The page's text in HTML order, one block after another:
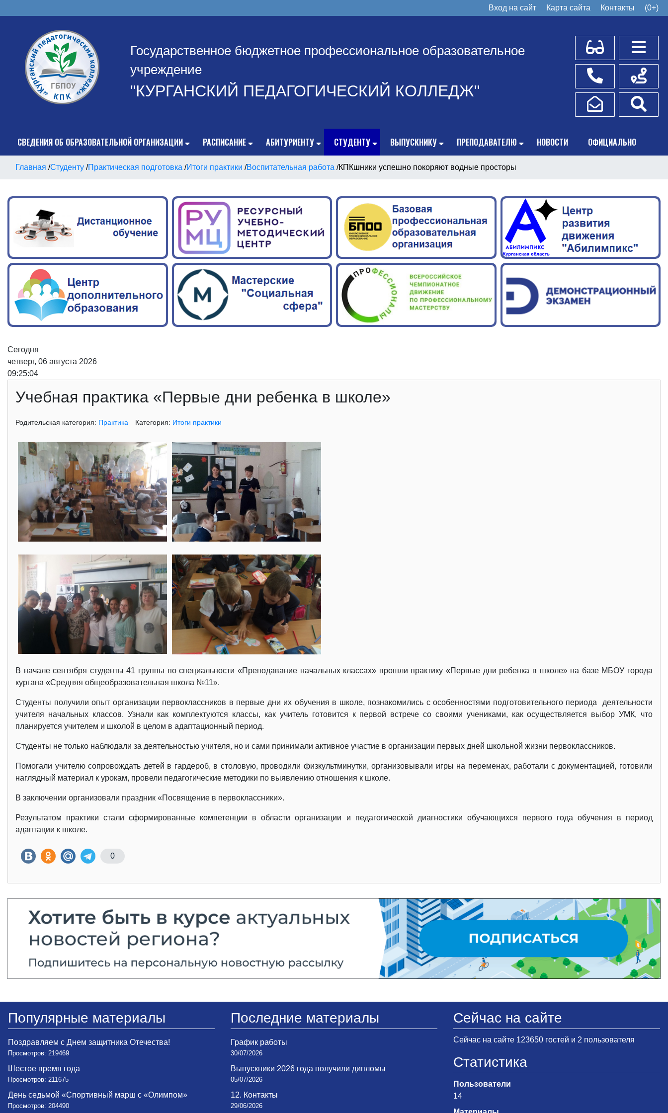
Вход на сайт Карта сайта Контакты (0+)
Государственное бюджетное профессиональное образовательное
учреждение
"КУРГАНСКИЙ ПЕДАГОГИЧЕСКИЙ КОЛЛЕДЖ"
Для слабовидящих
Телефоны
Написать обращение
Схема
СВЕДЕНИЯ ОБ ОБРАЗОВАТЕЛЬНОЙ ОРГАНИЗАЦИИ РАСПИСАНИЕ АБИТУРИЕНТУ СТУДЕНТУ ВЫПУСКНИКУ ПРЕПОДАВАТЕЛЮ НОВОСТИ ОФИЦИАЛЬНО
Главная /Студенту /Практическая подготовка /Итоги практики /Воспитательная работа /КПКшники успешно покоряют водные просторы
Сегодня
четверг, 06 августа 2026
09:25:05
Учебная практика «Первые дни ребенка в школе»
Родительская категория: Практика Категория: Итоги практики
В начале сентября студенты 41 группы по специальности «Преподавание начальных классах» прошли практику «Первые дни ребенка в школе» на базе МБОУ города
кургана «Средняя общеобразовательная школа №11».
Студенты получили опыт организации первоклассников в первые дни их обучения в школе, познакомились с особенностями подготовительного периода деятельности
учителя начальных классов. Узнали как комплектуются классы, как учитель готовится к первой встрече со своими учениками, как осуществляется выбор УМК, что
планируется учителем и школой в целом в адаптационный период.
Студенты не только наблюдали за деятельностью учителя, но и сами принимали активное участие в организации первых дней школьной жизни первоклассников.
Помогали учителю сопровождать детей в гардероб, в столовую, проводили физкультминутки, организовывали игры на переменах, работали с документацией, готовили
наглядный материал к урокам, провели педагогические методики по выявлению отношения к школе.
В заключении организовали праздник «Посвящение в первоклассники».
Результатом практики стали сформированные компетенции в области организации и педагогической диагностики обучающихся первого года обучения в период
адаптации к школе.
0
Популярные материалы
Поздравляем с Днем защитника Отечества!
Просмотров: 219469
Шестое время года
Просмотров: 211675
День седьмой «Спортивный марш с «Олимпом»
Просмотров: 204490
Последние материалы
График работы
30/07/2026
Выпускники 2026 года получили дипломы
05/07/2026
12. Контакты
29/06/2026
Сейчас на сайте
Сейчас на сайте 123650 гостей и 2 пользователя
Статистика
Пользователи
14